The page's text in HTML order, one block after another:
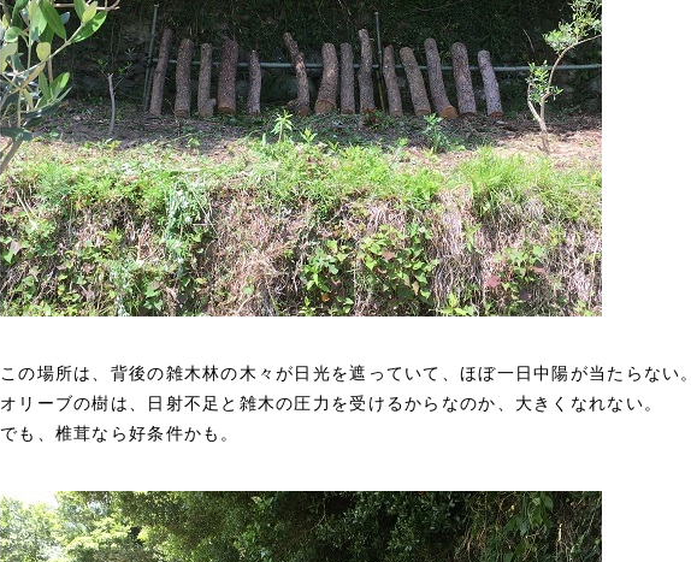
この場所は、背後の雑木林の木々が日光を遮っていて、ほぼ一日中陽が当たらない。
オリーブの樹は、日射不足と雑木の圧力を受けるからなのか、大きくなれない。
でも、椎茸なら好条件かも。